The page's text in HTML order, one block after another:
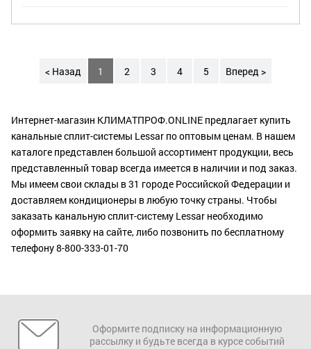
< Назад 1 2 3 4 5 Вперед >
Интернет-магазин КЛИМАТПРОФ.ONLINE предлагает купить
канальные сплит-системы Lessar по оптовым ценам. В нашем
каталоге представлен большой ассортимент продукции, весь
представленный товар всегда имеется в наличии и под заказ.
Мы имеем свои склады в 31 городе Российской Федерации и
доставляем кондиционеры в любую точку страны. Чтобы
заказать канальную сплит-систему Lessar необходимо
оформить заявку на сайте, либо позвонить по бесплатному
телефону 8-800-333-01-70
Оформите подписку на информационную
рассылку и будьте всегда в курсе событий